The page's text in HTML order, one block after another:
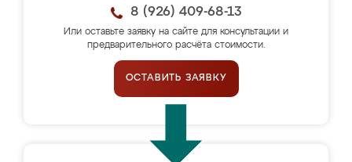
8 (926) 409-68-13
Или оставьте заявку на сайте для консультации и
предварительного расчёта стоимости.
ОСТАВИТЬ ЗАЯВКУ